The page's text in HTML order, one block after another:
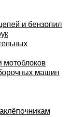
и бензопил
мотоблоков
машин